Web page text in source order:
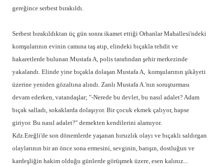
gereğince serbest bırakıldı.
Serbest bırakıldıktan üç gün sonra ikamet ettiği Orhanlar Mahallesi'ndeki
komşularının evinin camına taş atıp, elindeki bıçakla tehdit ve
hakaretlerde bulunan Mustafa A, polis tarafından şehir merkezinde
yakalandı. Elinde yine bıçakla dolaşan Mustafa A, komşularının şikâyeti
üzerine yeniden gözaltına alındı. Zanlı Mustafa A.'nın soruşturması
devam ederken, vatandaşlar; "-Nerede bu devlet, bu nasıl adalet? Adam
bıçak salladı, sokaklarda dolaşıyor. Bir çocuk ekmek çalıyor, hapse
giriyor. Bu nasıl adalet?" demekten kendilerini alamıyor.
Kdz.Ereğli'de son dönemlerde yaşanan hırsızlık olayı ve bıçaklı saldırgan
olaylarının bir an önce sona ermesini, sevginin, barışın, dostluğun ve
kardeşliğin hakim olduğu günlerde görüşmek üzere, esen kalınız...